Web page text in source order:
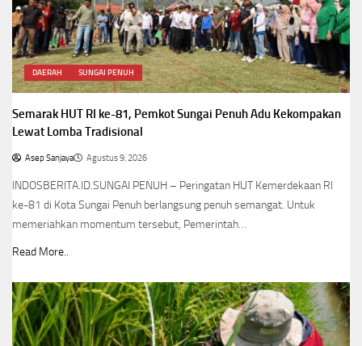
DAERAH SUNGAI PENUH
Semarak HUT RI ke-81, Pemkot Sungai Penuh Adu Kekompakan
Lewat Lomba Tradisional
Asep Sanjaya Agustus 9, 2026
INDOSBERITA.ID.SUNGAI PENUH – Peringatan HUT Kemerdekaan RI
ke-81 di Kota Sungai Penuh berlangsung penuh semangat. Untuk
memeriahkan momentum tersebut, Pemerintah…
Read More..